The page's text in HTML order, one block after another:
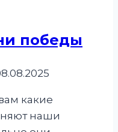
победы
какие
наши